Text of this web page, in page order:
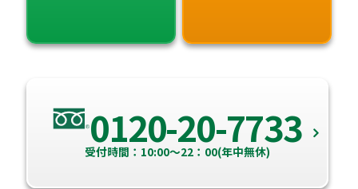
0120-20-7733
受付時間：10:00～22：00(年中無休)